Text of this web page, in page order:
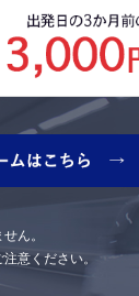
ん。
意ください。